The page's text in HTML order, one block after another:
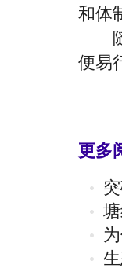
和体
随
便易
更多